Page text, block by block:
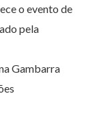
o evento de
pela
Gambarra